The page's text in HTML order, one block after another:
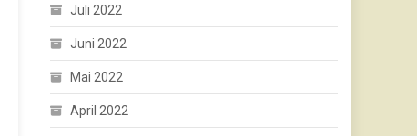
Juli 2022
Juni 2022
Mai 2022
April 2022